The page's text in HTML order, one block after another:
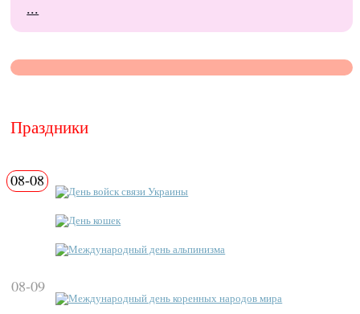
...
Праздники
08-08
День войск связи Украины
День кошек
Международный день альпинизма
08-09
Международный день коренных народов мира